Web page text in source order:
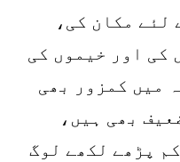
لئے مکان کی،
کی اور خیموں کی
میں کمزور بھی
بھی ہیں،
پڑھے لکھے لوگ